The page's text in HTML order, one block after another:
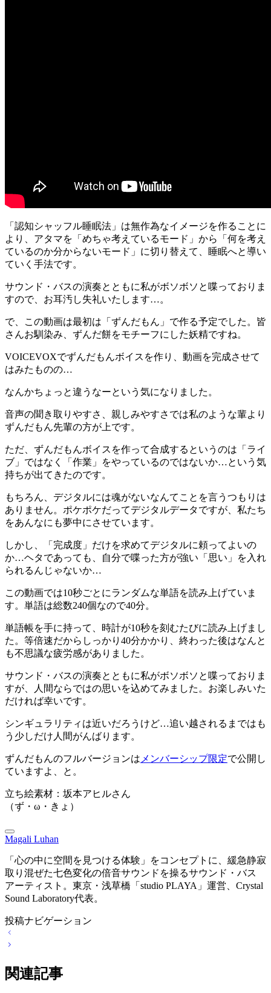
「認知シャッフル睡眠法」は無作為なイメージを作ることに
より、アタマを「めちゃ考えているモード」から「何を考え
ているのか分からないモード」に切り替えて、睡眠へと導い
ていく手法です。
サウンド・バスの演奏とともに私がボソボソと喋っておりま
すので、お耳汚し失礼いたします…。
で、この動画は最初は「ずんだもん」で作る予定でした。皆
さんお馴染み、ずんだ餅をモチーフにした妖精ですね。
VOICEVOXでずんだもんボイスを作り、動画を完成させて
はみたものの…
なんかちょっと違うなーという気になりました。
音声の聞き取りやすさ、親しみやすさでは私のような輩より
ずんだもん先輩の方が上です。
ただ、ずんだもんボイスを作って合成するというのは「ライ
ブ」ではなく「作業」をやっているのではないか…という気
持ちが出てきたのです。
もちろん、デジタルには魂がないなんてことを言うつもりは
ありません。ポケポケだってデジタルデータですが、私たち
をあんなにも夢中にさせています。
しかし、「完成度」だけを求めてデジタルに頼ってよいの
か…ヘタであっても、自分で喋った方が強い「思い」を入れ
られるんじゃないか…
この動画では10秒ごとにランダムな単語を読み上げていま
す。単語は総数240個なので40分。
単語帳を手に持って、時計が10秒を刻むたびに読み上げまし
た。等倍速だからしっかり40分かかり、終わった後はなんと
も不思議な疲労感がありました。
サウンド・バスの演奏とともに私がボソボソと喋っておりま
すが、人間ならではの思いを込めてみました。お楽しみいた
だければ幸いです。
シンギュラリティは近いだろうけど…追い越されるまではも
う少しだけ人間がんばります。
ずんだもんのフルバージョンはメンバーシップ限定で公開し
ていますよ、と。
立ち絵素材：坂本アヒルさん
（ず・ω・きょ）
Magali Luhan
「心の中に空間を見つける体験」をコンセプトに、緩急静寂
取り混ぜた七色変化の倍音サウンドを操るサウンド・バス
アーティスト。東京・浅草橋「studio PLAYA」運営、Crystal
Sound Laboratory代表。
投稿ナビゲーション
関連記事